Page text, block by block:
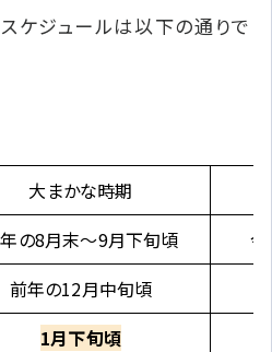
ケジュールは以下の通りで
大まかな時期
の8月末～9月下旬頃
前年の12月中旬頃
1月下旬頃